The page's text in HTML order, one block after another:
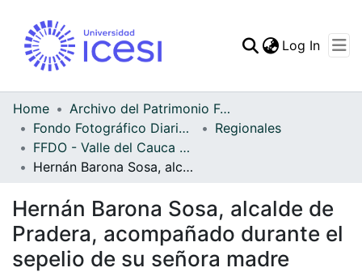
Statistics
Log In
Home
Archivo del Patrimonio Fotográfico y Fílmico del Valle del Cauca
Fondo Fotográfico Diario Occidente
Regionales
FFDO - Valle del Cauca - Patrimonial
Hernán Barona Sosa, alcalde de Pradera, acompañado durante el sepelio de su señora madre
Hernán Barona Sosa, alcalde de
Pradera, acompañado durante el
sepelio de su señora madre